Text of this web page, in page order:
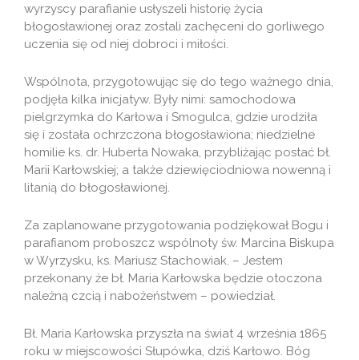
wyrzyscy parafianie usłyszeli historię życia
błogosławionej oraz zostali zachęceni do gorliwego
uczenia się od niej dobroci i miłości.
Wspólnota, przygotowując się do tego ważnego dnia,
podjęła kilka inicjatyw. Były nimi: samochodowa
pielgrzymka do Karłowa i Smogulca, gdzie urodziła
się i została ochrzczona błogosławiona; niedzielne
homilie ks. dr. Huberta Nowaka, przybliżając postać bł.
Marii Karłowskiej; a także dziewięciodniowa nowenną i
litanią do błogosławionej.
Za zaplanowane przygotowania podziękował Bogu i
parafianom proboszcz wspólnoty św. Marcina Biskupa
w Wyrzysku, ks. Mariusz Stachowiak. – Jestem
przekonany że bł. Maria Karłowska będzie otoczona
należną czcią i nabożeństwem – powiedział.
Bł. Maria Karłowska przyszła na świat 4 września 1865
roku w miejscowości Słupówka, dziś Karłowo. Bóg